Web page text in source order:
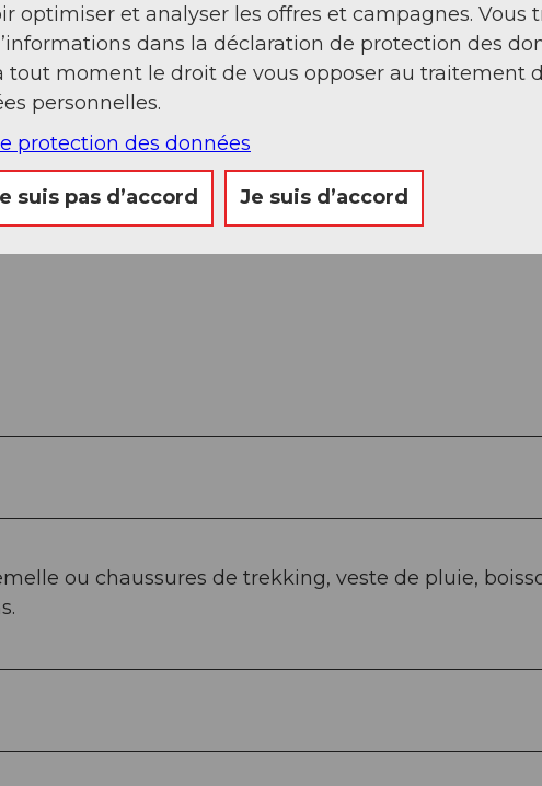
- Halbegg - Schindleggen - Furggelenstock - alpage
ou chaussures de trekking, veste de pluie,
optimiser et analyser les offres et campagnes. Vous
dans la déclaration de protection des
tout moment le droit de vous opposer au traitement
personnelles.
protection des données
suis pas d’accord Je suis d’accord